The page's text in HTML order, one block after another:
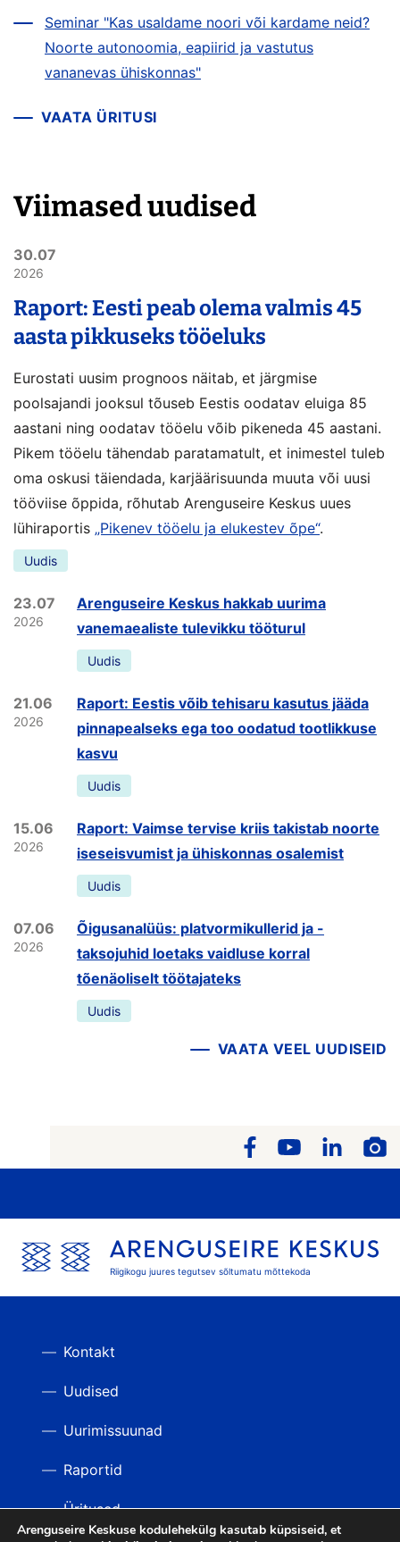
Seminar "Kas usaldame noori või kardame neid?
Noorte autonoomia, eapiirid ja vastutus
vananevas ühiskonnas"
VAATA ÜRITUSI
Viimased uudised
30.07
2026
Raport: Eesti peab olema valmis 45
aasta pikkuseks tööeluks
Eurostati uusim prognoos näitab, et järgmise
poolsajandi jooksul tõuseb Eestis oodatav eluiga 85
aastani ning oodatav tööelu võib pikeneda 45 aastani.
Pikem tööelu tähendab paratamatult, et inimestel tuleb
oma oskusi täiendada, karjäärisuunda muuta või uusi
tööviise õppida, rõhutab Arenguseire Keskus uues
lühiraportis „Pikenev tööelu ja elukestev õpe“.
Uudis
23.07
2026
Arenguseire Keskus hakkab uurima
vanemaealiste tulevikku tööturul
Uudis
21.06
2026
Raport: Eestis võib tehisaru kasutus jääda
pinnapealseks ega too oodatud tootlikkuse
kasvu
Uudis
15.06
2026
Raport: Vaimse tervise kriis takistab noorte
iseseisvumist ja ühiskonnas osalemist
Uudis
07.06
2026
Õigusanalüüs: platvormikullerid ja -
taksojuhid loetaks vaidluse korral
tõenäoliselt töötajateks
Uudis
VAATA VEEL UUDISEID
Riigikogu juures tegutsev sõltumatu mõttekoda
Kontakt
Uudised
Uurimissuunad
Raportid
Üritused
Arenguseire Keskuse kodulehekülg kasutab küpsiseid, et